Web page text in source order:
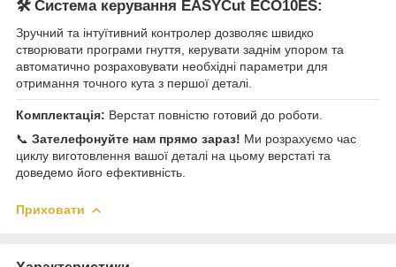
🛠 Система керування EASYCut ECO10ES:
Зручний та інтуїтивний контролер дозволяє швидко
створювати програми гнуття, керувати заднім упором та
автоматично розраховувати необхідні параметри для
отримання точного кута з першої деталі.
Комплектація: Верстат повністю готовий до роботи.
📞 Зателефонуйте нам прямо зараз! Ми розрахуємо час
циклу виготовлення вашої деталі на цьому верстаті та
доведемо його ефективність.
Приховати